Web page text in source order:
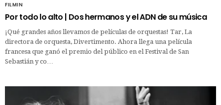
FILMIN
Por todo lo alto | Dos hermanos y el ADN de su música
¡Qué grandes años llevamos de películas de orquestas! Tar, La
directora de orquesta, Divertimento. Ahora llega una película
francesa que ganó el premio del público en el Festival de San
Sebastián y co…